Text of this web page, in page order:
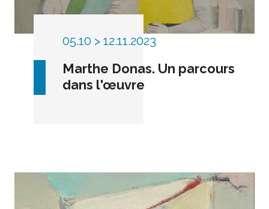
05.10 > 12.11.2023
Marthe Donas. Un parcours
dans l'œuvre